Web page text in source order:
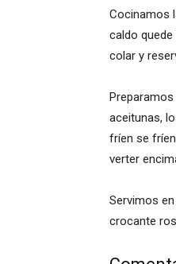
Cocinamos
caldo
colar y
aceitunas,
fríen se
verter
Servimos
crocante